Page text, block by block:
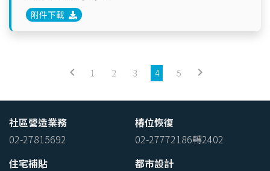
附件下載
keyboard_arrow_left 1 2 3 4 5 keyboard_arrow_right
社區營造業務
02-27815692
椿位恢復
02-27772186轉2402
住宅補貼
都市設計